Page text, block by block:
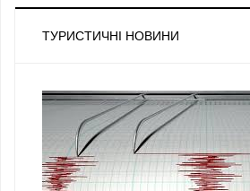
ТУРИСТИЧНІ НОВИНИ